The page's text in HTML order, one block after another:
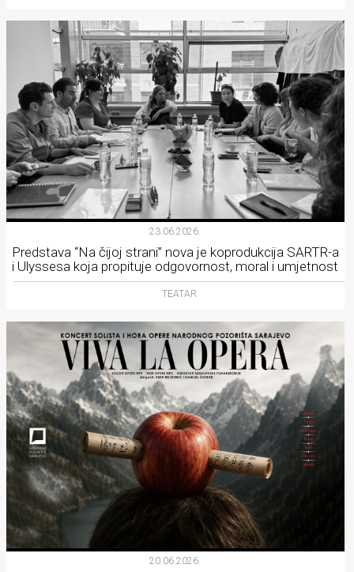
23.06.2026.
Predstava “Na čijoj strani” nova je koprodukcija SARTR-a
i Ulyssesa koja propituje odgovornost, moral i umjetnost
TEATAR
20.06.2026.